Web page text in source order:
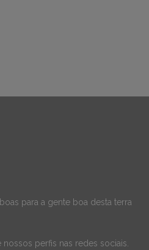
para a gente boa desta terra
perfis nas redes sociais.